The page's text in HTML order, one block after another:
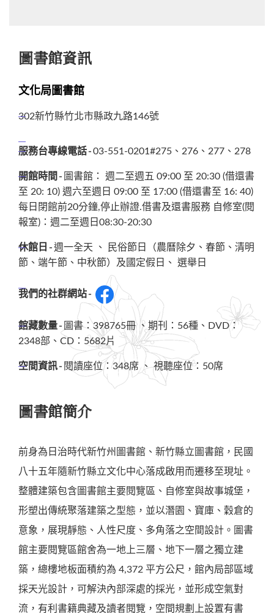
圖書館資訊
文化局圖書館
302新竹縣竹北市縣政九路146號
服務台專線電話 03-551-0201#275、276、277、278
開館時間
圖書館： 週二至週五 09:00 至 20:30 (借還書
至 20: 10) 週六至週日 09:00 至 17:00 (借還書至 16: 40)
每日閉館前20分鐘,停止辦證.借書及還書服務 自修室(閱
報室)：週二至週日08:30-20:30
休館日
週一全天 、 民俗節日（農曆除夕、春節、清明
節、端午節、中秋節）及國定假日、 選舉日
我們的社群網站
館藏數量
圖書：398765冊 、期刊：56種、DVD：
2348部、CD：5682片
空間資訊 閱讀座位：348席 、 視聽座位：50席
圖書館簡介
前身為日治時代新竹州圖書館、新竹縣立圖書館，民國
八十五年隨新竹縣立文化中心落成啟用而遷移至現址。
整體建築包含圖書館主要閱覽區、自修室與故事城堡，
形塑出傳統聚落建築之型態，並以潛園、寶庫、穀倉的
意象，展現靜態、人性尺度、多角落之空間設計。圖書
館主要閱覽區館舍為一地上三層、地下一層之獨立建
築，總樓地板面積約為 4,372 平方公尺，館內局部區域
採天光設計，可解決內部深處的採光，並形成空氣對
流，有利書籍典藏及讀者閱覽，空間規劃上設置有書